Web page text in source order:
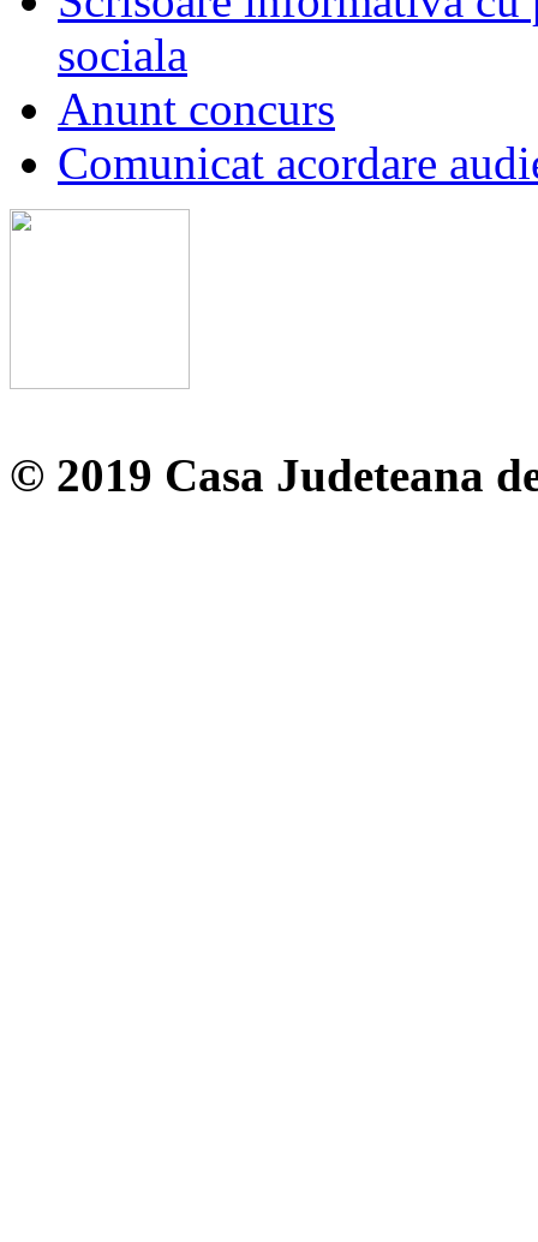
sociala
Anunt concurs
Comunicat acordare
© 2019 Casa Judeteana